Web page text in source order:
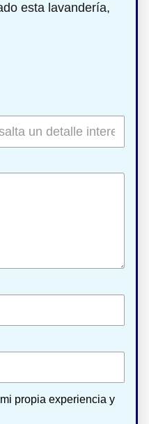
esta lavandería,
propia experiencia y